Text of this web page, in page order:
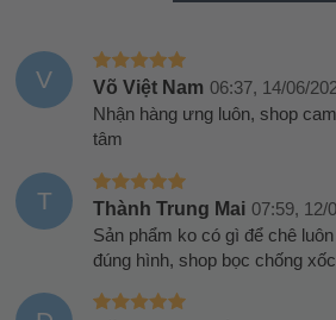
V Võ Việt Nam 06:37, 14/06/
Nhận hàng ưng luôn, shop
tâm
T Thành Trung Mai 07:59, 12/
Sản phẩm ko có gì để chê
đúng hình, shop bọc chống